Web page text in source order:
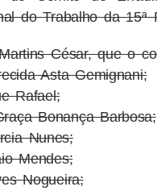
do Trabalho da
César, que o
Asta Gemignani;
Rafael;
Bonança Barbosa;
Nunes;
Mendes;
Nogueira;